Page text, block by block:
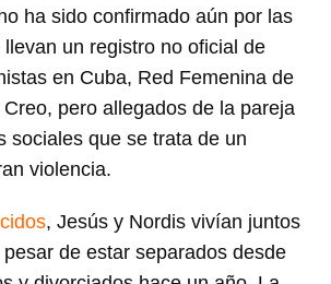
ha sido confirmado aún por las
un registro no oficial de
en Cuba, Red Femenina de
Creo, pero allegados de la pareja
sociales que se trata de un
violencia.
, Jesús y Nordis vivían juntos
de estar separados desde